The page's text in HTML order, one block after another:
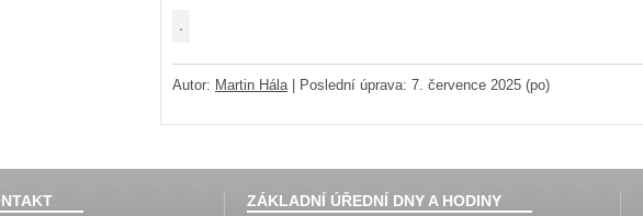
Autor: Martin Hála| Poslední úprava: 7. července 2025 (po)
ZÁKLADNÍ ÚŘEDNÍ DNY A HODINY